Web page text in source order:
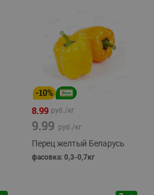
-10%
8.99 руб./кг
9.99 руб./кг
Перец желтый Беларусь
фасовка: 0,3-0,7кг